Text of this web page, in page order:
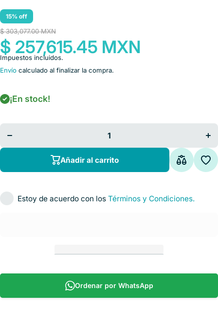
15% off
$ 303,077.00 MXN
$ 257,615.45 MXN
Impuestos incluidos.
Envío calculado al finalizar la compra.
¡En stock!
Disminuir
Quirúrgica
Mecánico-
Añadir al carrito
Estoy de acuerdo con los Términos y Condiciones.
Ordenar por WhatsApp